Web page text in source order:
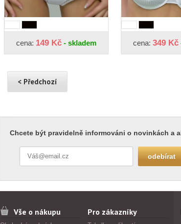
cena: 149 Kč - skladem cena: 349 Kč
< Předchozí
Chcete být pravidelně informováni o novinkách a
Vše o nákupu Pro zákazníky